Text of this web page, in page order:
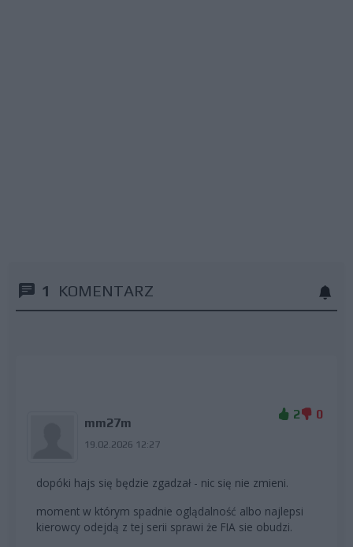
1 KOMENTARZ
mm27m
19.02.2026 12:27
2 0
dopóki hajs się będzie zgadzał - nic się nie zmieni.
moment w którym spadnie oglądalność albo najlepsi
kierowcy odejdą z tej serii sprawi że FIA sie obudzi.